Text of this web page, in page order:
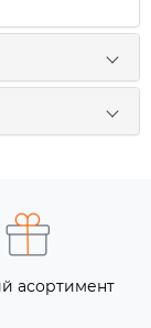
асортимент